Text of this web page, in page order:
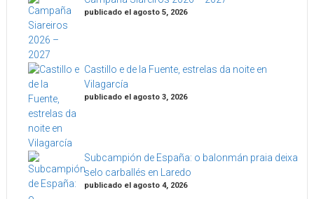
publicado el agosto 5, 2026
Castillo e de la Fuente, estrelas da noite en
Vilagarcía
publicado el agosto 3, 2026
Subcampión de España: o balonmán praia deixa
selo carballés en Laredo
publicado el agosto 4, 2026